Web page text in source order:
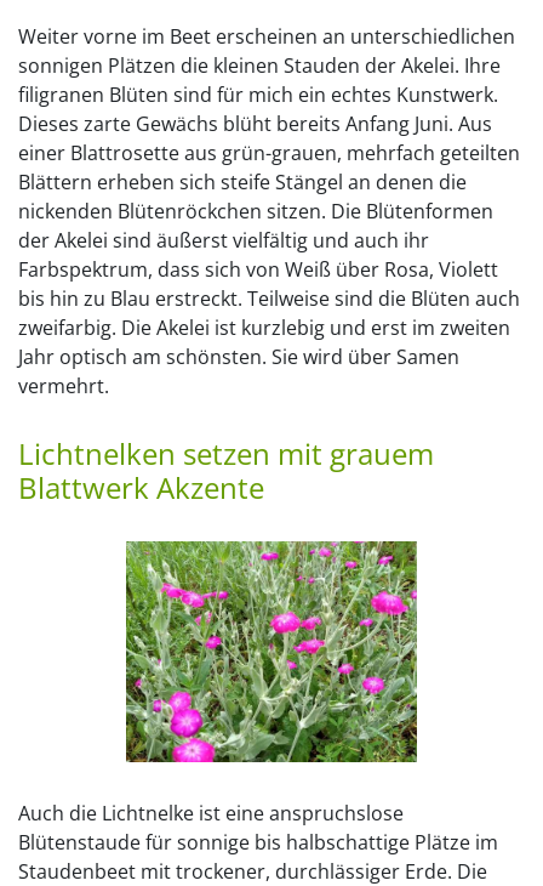
Weiter vorne im Beet erscheinen an unterschiedlichen
sonnigen Plätzen die kleinen Stauden der Akelei. Ihre
filigranen Blüten sind für mich ein echtes Kunstwerk.
Dieses zarte Gewächs blüht bereits Anfang Juni. Aus
einer Blattrosette aus grün-grauen, mehrfach geteilten
Blättern erheben sich steife Stängel an denen die
nickenden Blütenröckchen sitzen. Die Blütenformen
der Akelei sind äußerst vielfältig und auch ihr
Farbspektrum, dass sich von Weiß über Rosa, Violett
bis hin zu Blau erstreckt. Teilweise sind die Blüten auch
zweifarbig. Die Akelei ist kurzlebig und erst im zweiten
Jahr optisch am schönsten. Sie wird über Samen
vermehrt.
Lichtnelken setzen mit grauem
Blattwerk Akzente
Auch die Lichtnelke ist eine anspruchslose
Blütenstaude für sonnige bis halbschattige Plätze im
Staudenbeet mit trockener, durchlässiger Erde. Die